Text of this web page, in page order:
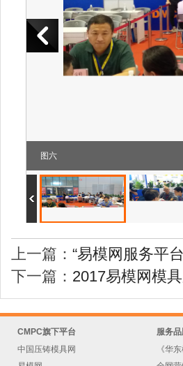
上一篇： “易模网服务平
下一篇： 2017易模网模
CMPC旗下平台
中国压铸模具网
服务
《华